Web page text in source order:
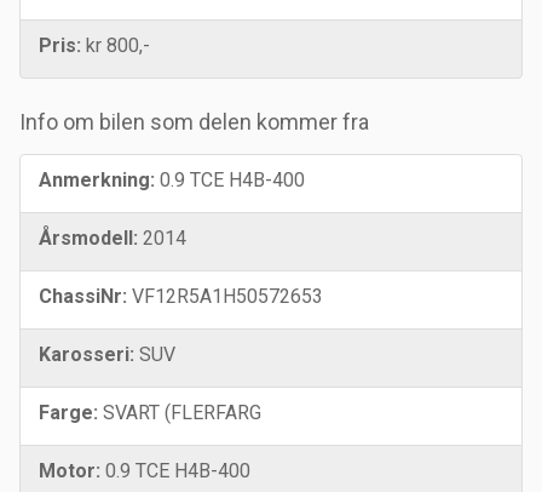
Pris: kr 800,-
Info om bilen som delen kommer fra
Anmerkning: 0.9 TCE H4B-400
Årsmodell: 2014
ChassiNr: VF12R5A1H50572653
Karosseri: SUV
Farge: SVART (FLERFARG
Motor: 0.9 TCE H4B-400